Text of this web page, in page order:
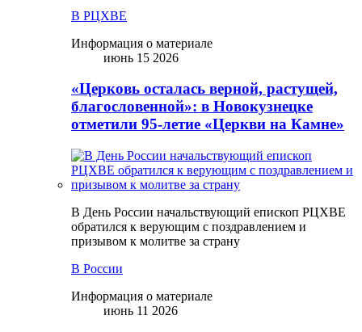
В РЦХВЕ
Информация о материале
июнь 15 2026
«Церковь осталась верной, растущей,
благословенной»: в Новокузнецке
отметили 95-летие «Церкви на Камне»
В День России начальствующий епископ РЦХВЕ
обратился к верующим с поздравлением и
призывом к молитве за страну
В России
Информация о материале
июнь 11 2026